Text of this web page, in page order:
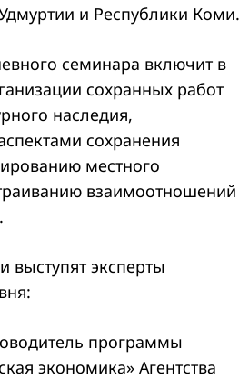
и Республики Коми.
семинара включит в
сохранных работ
наследия,
сохранения
местного
взаимоотношений
выступят эксперты
программы
экономика» Агентства